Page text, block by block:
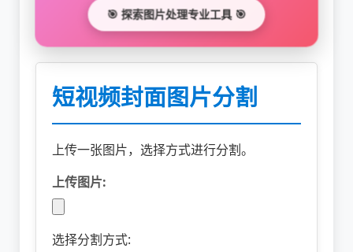
🎯 探索图片处理专业工具 🎯
短视频封面图片分割
上传一张图片，选择方式进行分割。
上传图片:
选择分割方式: